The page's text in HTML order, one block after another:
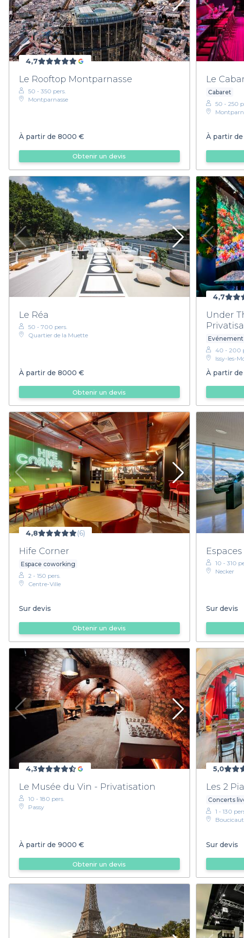
4,7
Le Rooftop Montparnasse
50 - 350 pers.
Montparnasse
À partir de 8000 €
Obtenir un devis
Le
Cabaret
50 - 250
À partir de
Le Réa
50 - 700 pers.
Quartier de la Muette
À partir de 8000 €
Obtenir un devis
4,7
Under
40 - 200
Issy-les-
À partir de
4,8 (6)
Hife Corner
Espace coworking
2 - 150 pers.
Centre-Ville
Sur devis
Obtenir un devis
10 - 310
Necker
Sur devis
4,3
Le Musée du Vin - Privatisation
10 - 180 pers.
Passy
À partir de 9000 €
Obtenir un devis
5,0
Les 2
Concerts
1 - 130
Boucicaut
Sur devis